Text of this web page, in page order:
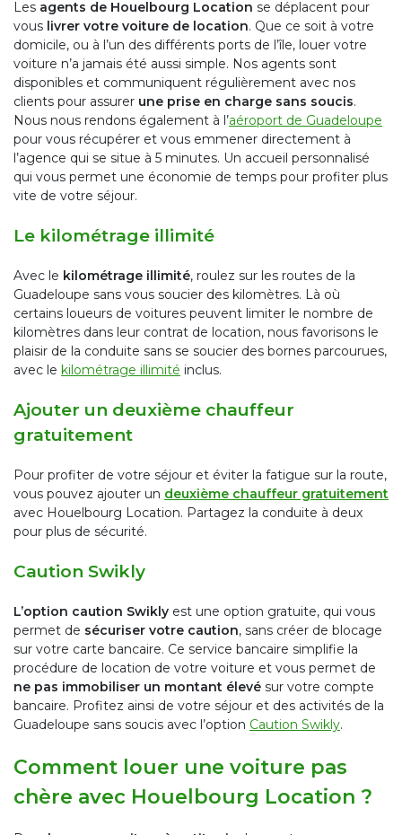
Les agents de Houelbourg Location se déplacent pour
vous livrer votre voiture de location. Que ce soit à votre
domicile, ou à l’un des différents ports de l’île, louer votre
voiture n’a jamais été aussi simple. Nos agents sont
disponibles et communiquent régulièrement avec nos
clients pour assurer une prise en charge sans soucis.
Nous nous rendons également à l’aéroport de Guadeloupe
pour vous récupérer et vous emmener directement à
l’agence qui se situe à 5 minutes. Un accueil personnalisé
qui vous permet une économie de temps pour profiter plus
vite de votre séjour.
Le kilométrage illimité
Avec le kilométrage illimité, roulez sur les routes de la
Guadeloupe sans vous soucier des kilomètres. Là où
certains loueurs de voitures peuvent limiter le nombre de
kilomètres dans leur contrat de location, nous favorisons le
plaisir de la conduite sans se soucier des bornes parcourues,
avec le kilométrage illimité inclus.
Ajouter un deuxième chauffeur
gratuitement
Pour profiter de votre séjour et éviter la fatigue sur la route,
vous pouvez ajouter un deuxième chauffeur gratuitement
avec Houelbourg Location. Partagez la conduite à deux
pour plus de sécurité.
Caution Swikly
L’option caution Swikly est une option gratuite, qui vous
permet de sécuriser votre caution, sans créer de blocage
sur votre carte bancaire. Ce service bancaire simplifie la
procédure de location de votre voiture et vous permet de
ne pas immobiliser un montant élevé sur votre compte
bancaire. Profitez ainsi de votre séjour et des activités de la
Guadeloupe sans soucis avec l’option Caution Swikly.
Comment louer une voiture pas
chère avec Houelbourg Location ?